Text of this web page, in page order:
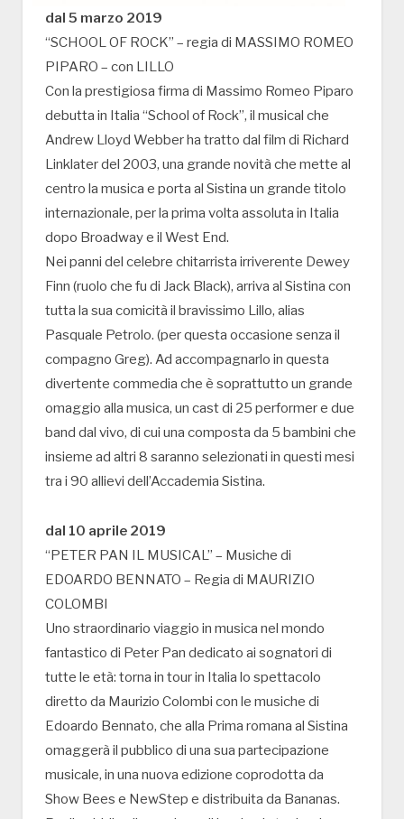
dal 5 marzo 2019
“SCHOOL OF ROCK” – regia di MASSIMO ROMEO
PIPARO – con LILLO
Con la prestigiosa firma di Massimo Romeo Piparo
debutta in Italia “School of Rock”, il musical che
Andrew Lloyd Webber ha tratto dal film di Richard
Linklater del 2003, una grande novità che mette al
centro la musica e porta al Sistina un grande titolo
internazionale, per la prima volta assoluta in Italia
dopo Broadway e il West End.
Nei panni del celebre chitarrista irriverente Dewey
Finn (ruolo che fu di Jack Black), arriva al Sistina con
tutta la sua comicità il bravissimo Lillo, alias
Pasquale Petrolo. (per questa occasione senza il
compagno Greg). Ad accompagnarlo in questa
divertente commedia che è soprattutto un grande
omaggio alla musica, un cast di 25 performer e due
band dal vivo, di cui una composta da 5 bambini che
insieme ad altri 8 saranno selezionati in questi mesi
tra i 90 allievi dell’Accademia Sistina.
dal 10 aprile 2019
“PETER PAN IL MUSICAL” – Musiche di
EDOARDO BENNATO – Regia di MAURIZIO
COLOMBI
Uno straordinario viaggio in musica nel mondo
fantastico di Peter Pan dedicato ai sognatori di
tutte le età: torna in tour in Italia lo spettacolo
diretto da Maurizio Colombi con le musiche di
Edoardo Bennato, che alla Prima romana al Sistina
omaggerà il pubblico di una sua partecipazione
musicale, in una nuova edizione coprodotta da
Show Bees e NewStep e distribuita da Bananas.